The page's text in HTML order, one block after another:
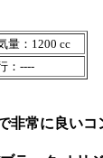
量：1200 cc
：----
非常に良いコ